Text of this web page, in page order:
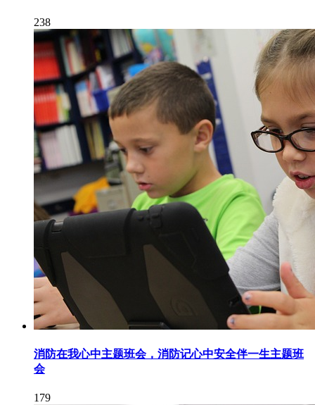
238
消防在我心中主题班会，消防记心中安全伴一生主题班
会
179